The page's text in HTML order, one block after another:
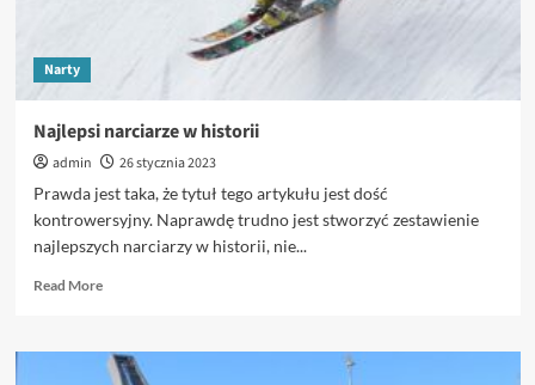
Narty
Najlepsi narciarze w historii
admin
26 stycznia 2023
Prawda jest taka, że tytuł tego artykułu jest dość
kontrowersyjny. Naprawdę trudno jest stworzyć zestawienie
najlepszych narciarzy w historii, nie...
Read MoreRead
Najlepsi
narciarze